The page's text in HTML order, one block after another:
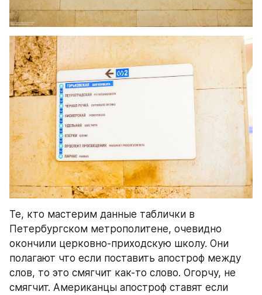
Те, кто мастерим данные таблички в
Петербургском метрополитене, очевидно
окончили церковно-приходскую школу. Они
полагают что если поставить апостроф между
слов, то это смягчит как-то слово. Огорчу, не
смягчит. Американцы апостроф ставят если